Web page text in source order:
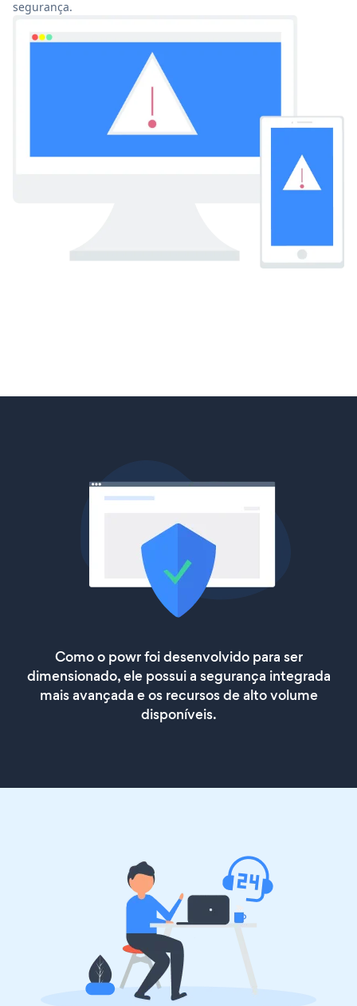
segurança.
Como o powr foi desenvolvido para ser
dimensionado, ele possui a segurança integrada
mais avançada e os recursos de alto volume
disponíveis.